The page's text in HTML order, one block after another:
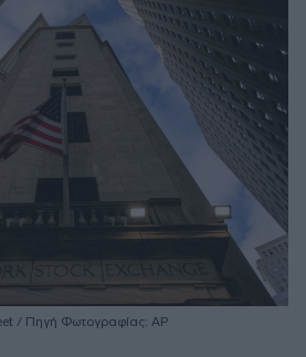
/ Πηγή Φωτογραφίας: ΑΡ